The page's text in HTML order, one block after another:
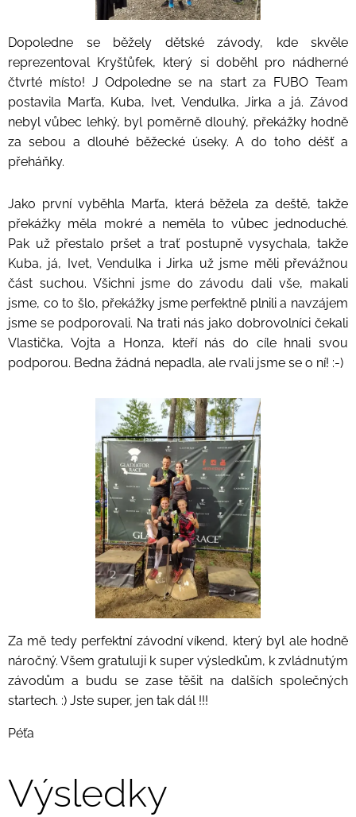
Dopoledne se běžely dětské závody, kde skvěle
reprezentoval Kryštůfek, který si doběhl pro nádherné
čtvrté místo! J Odpoledne se na start za FUBO Team
postavila Marťa, Kuba, Ivet, Vendulka, Jirka a já. Závod
nebyl vůbec lehký, byl poměrně dlouhý, překážky hodně
za sebou a dlouhé běžecké úseky. A do toho déšť a
přeháňky.
Jako první vyběhla Marťa, která běžela za deště, takže
překážky měla mokré a neměla to vůbec jednoduché.
Pak už přestalo pršet a trať postupně vysychala, takže
Kuba, já, Ivet, Vendulka i Jirka už jsme měli převážnou
část suchou. Všichni jsme do závodu dali vše, makali
jsme, co to šlo, překážky jsme perfektně plnili a navzájem
jsme se podporovali. Na trati nás jako dobrovolníci čekali
Vlastička, Vojta a Honza, kteří nás do cíle hnali svou
podporou. Bedna žádná nepadla, ale rvali jsme se o ní! :-)
Za mě tedy perfektní závodní víkend, který byl ale hodně
náročný. Všem gratuluji k super výsledkům, k zvládnutým
závodům a budu se zase těšit na dalších společných
startech. :) Jste super, jen tak dál !!!
Péťa
Výsledky